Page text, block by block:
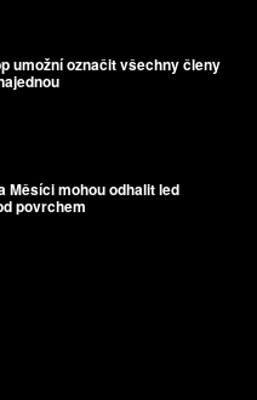
umožní označit všechny členy
Měsíci mohou odhalit led
povrchem